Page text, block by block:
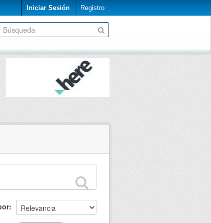
Iniciar Sesión Registro